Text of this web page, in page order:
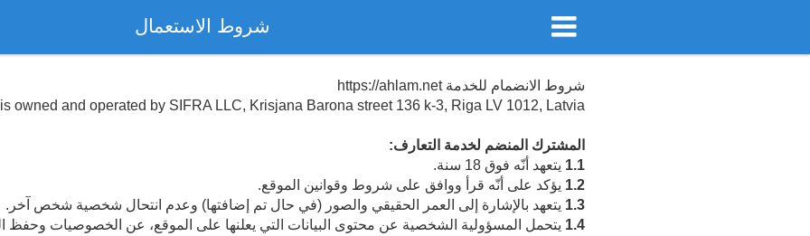
شروط الاستعمال
شروط الانضمام للخدمة https://ahlam.net
owned and operated by SIFRA LLC, Krisjana Barona street 136 k-3, Riga LV 1012, Latvia.
المشترك المنضم لخدمة التعارف:
1.1 يتعهد أنّه فوق 18 سنة.
1.2 يؤكد على أنّه قرأ ووافق على شروط وقوانين الموقع.
1.3 يتعهد بالإشارة إلى العمر الحقيقي والصور (في حال تم إضافتها) وعدم انتحال شخصية شخص آخر.
1.4 يتحمل المسؤولية الشخصية عن محتوى البيانات التي يعلنها على الموقع، عن الخصوصيات وحفظ